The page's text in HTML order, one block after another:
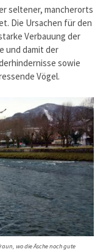
seltener, mancherorts
Die Ursachen für den
Verbauung der
und damit der
sowie
Vögel.
wo die Äsche noch gute